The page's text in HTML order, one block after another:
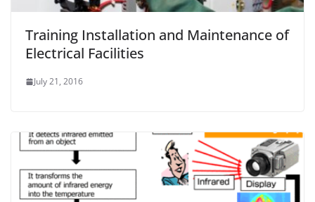
Training Installation and Maintenance of
Electrical Facilities
July 21, 2016